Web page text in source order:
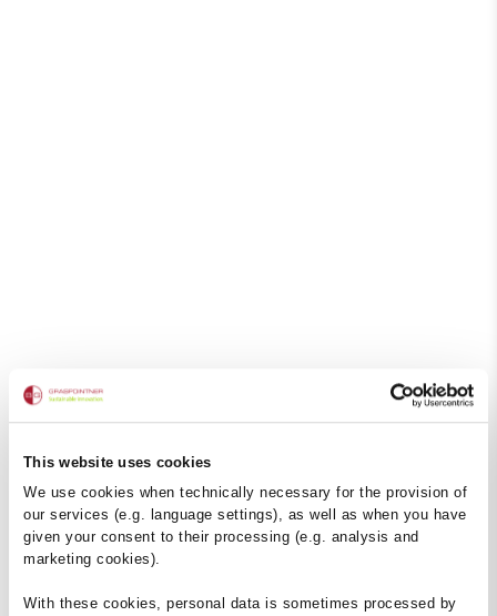
This website uses cookies
We use cookies when technically necessary for the provision of
our services (e.g. language settings), as well as when you have
given your consent to their processing (e.g. analysis and
marketing cookies).
With these cookies, personal data is sometimes processed by